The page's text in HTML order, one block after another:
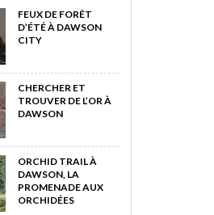
FEUX DE FORÊT
D’ÉTÉ À DAWSON
CITY
CHERCHER ET
TROUVER DE L’OR À
DAWSON
ORCHID TRAIL À
DAWSON, LA
PROMENADE AUX
ORCHIDÉES